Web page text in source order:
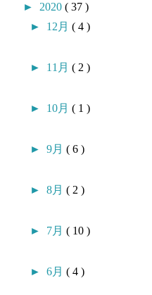
► 2020( 37 )
► 12月( 4 )
► 11月( 2 )
► 10月( 1 )
►9月( 6 )
►8月( 2 )
► 7月( 10 )
►6月( 4 )